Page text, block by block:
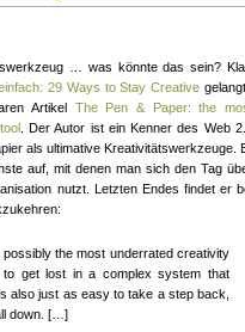
… was könnte das sein?
29 Ways to Stay Creative
Artikel The Pen & Paper: the
. Der Autor ist ein Kenner des Web
als ultimative Kreativitätswerkzeuge.
auf, mit denen man sich den Tag
nutzt. Letzten Endes findet er
the most underrated creativity
to get lost in a complex system that
also just as easy to take a step back,
down. […]